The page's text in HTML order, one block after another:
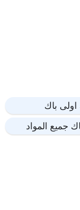
باك
جميع المواد